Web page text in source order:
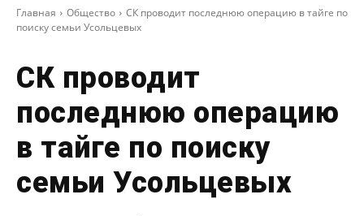
Главная Общество
СК проводит последнюю операцию в тайге по
поиску семьи Усольцевых
СК проводит
последнюю операцию
в тайге по поиску
семьи Усольцевых